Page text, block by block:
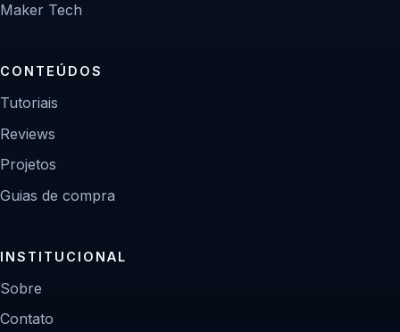
Maker Tech
CONTEÚDOS
Tutoriais
Reviews
Projetos
Guias de compra
INSTITUCIONAL
Sobre
Contato